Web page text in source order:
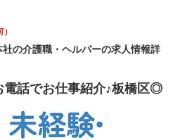
の介護職・ヘルパーの求人情報詳
電話でお仕事紹介♪板橋区◎